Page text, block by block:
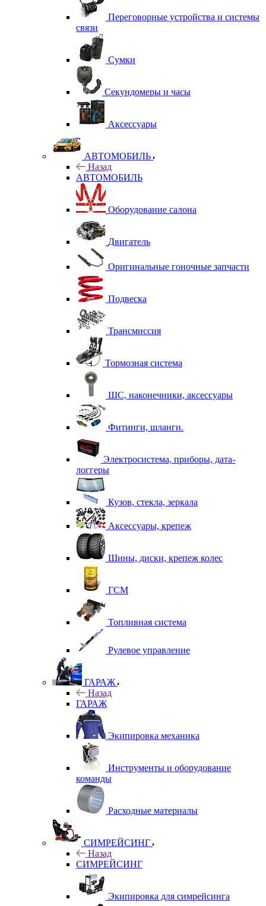
Переговорные устройства и системы
связи
Сумки
Секундомеры и часы
Аксессуары
АВТОМОБИЛЬ
Назад
АВТОМОБИЛЬ
Оборудование салона
Двигатель
Оригинальные гоночные запчасти
Подвеска
Трансмиссия
Тормозная система
ШС, наконечники, аксессуары
Фитинги, шланги.
Электросистема, приборы, дата-
логгеры
Кузов, стекла, зеркала
Аксессуары, крепеж
Шины, диски, крепеж колес
ГСМ
Топливная система
Рулевое управление
ГАРАЖ
Назад
ГАРАЖ
Экипировка механика
Инструменты и оборудование
команды
Расходные материалы
СИМРЕЙСИНГ
Назад
СИМРЕЙСИНГ
Экипировка для симрейсинга